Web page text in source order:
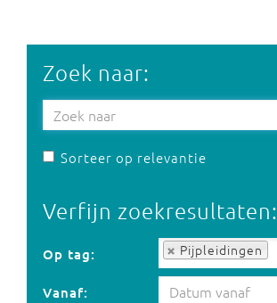
Zoek naar:
Sorteer op relevantie
Verfijn zoekresultaten:
Op tag: Pijpleidingen
Op tag:
Vanaf: